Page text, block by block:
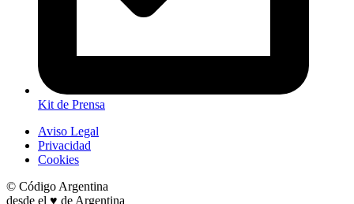
Kit de Prensa
Aviso Legal
Privacidad
Cookies
© Código Argentina
desde el ♥ de Argentina